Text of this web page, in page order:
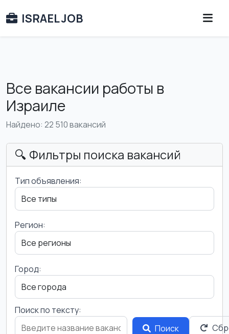
ISRAEL JOB
Все вакансии работы в
Израиле
Найдено: 22 510 вакансий
🔍 Фильтры поиска вакансий
Тип объявления:
Регион:
Город:
Поиск по тексту:
Поиск